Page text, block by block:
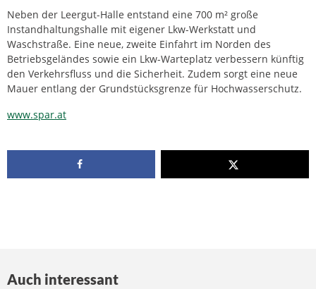
Neben der Leergut-Halle entstand eine 700 m² große
Instandhaltungshalle mit eigener Lkw-Werkstatt und
Waschstraße. Eine neue, zweite Einfahrt im Norden des
Betriebsgeländes sowie ein Lkw-Warteplatz verbessern künftig
den Verkehrsfluss und die Sicherheit. Zudem sorgt eine neue
Mauer entlang der Grundstücksgrenze für Hochwasserschutz.
www.spar.at
Auch interessant